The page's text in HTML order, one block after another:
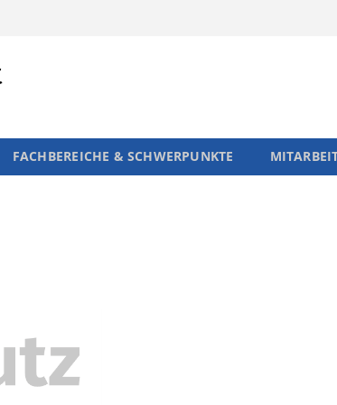
FACHBEREICHE & SCHWERPUNKTE